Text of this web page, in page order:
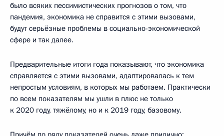
было всяких пессимистических прогнозов о том, что
пандемия, экономика не справится с этими вызовами,
будут серьёзные проблемы в социально-экономической
сфере и так далее.
Предварительные итоги года показывают, что экономика
справляется с этими вызовами, адаптировалась к тем
непростым условиям, в которых мы работаем. Практически
по всем показателям мы ушли в плюс не только
к 2020 году, тяжёлому, но и к 2019 году, базовому.